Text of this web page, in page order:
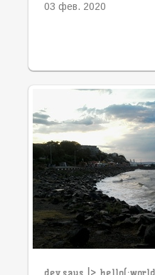
03 фев. 2020